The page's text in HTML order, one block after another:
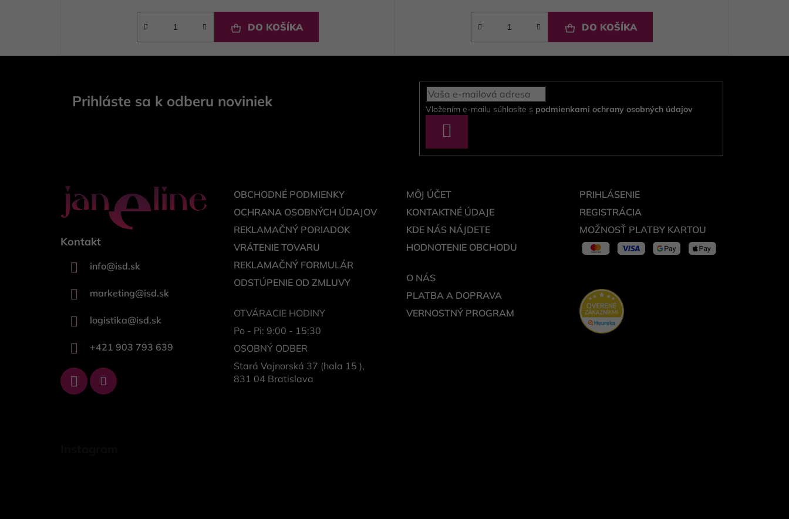
DO KOŠÍKA DO KOŠÍKA
Prihláste sa k odberu noviniek Vložením e-mailu súhlasíte s podmienkami ochrany osobných údajov
SA
Kontakt
info@isd.sk
marketing@isd.sk
logistika@isd.sk
+421 903 793 639
OBCHODNÉ PODMIENKY
OCHRANA OSOBNÝCH ÚDAJOV
REKLAMAČNÝ PORIADOK
VRÁTENIE TOVARU
REKLAMAČNÝ FORMULÁR
ODSTÚPENIE OD ZMLUVY
OTVÁRACIE HODINY
Po - Pi: 9:00 - 15:30
OSOBNÝ ODBER
Stará Vajnorská 37 (hala 15 ),
831 04 Bratislava
MÔJ ÚČET
KONTAKTNÉ ÚDAJE
KDE NÁS NÁJDETE
HODNOTENIE OBCHODU
O NÁS
PLATBA A DOPRAVA
VERNOSTNÝ PROGRAM
PRIHLÁSENIE
REGISTRÁCIA
MOŽNOSŤ PLATBY KARTOU